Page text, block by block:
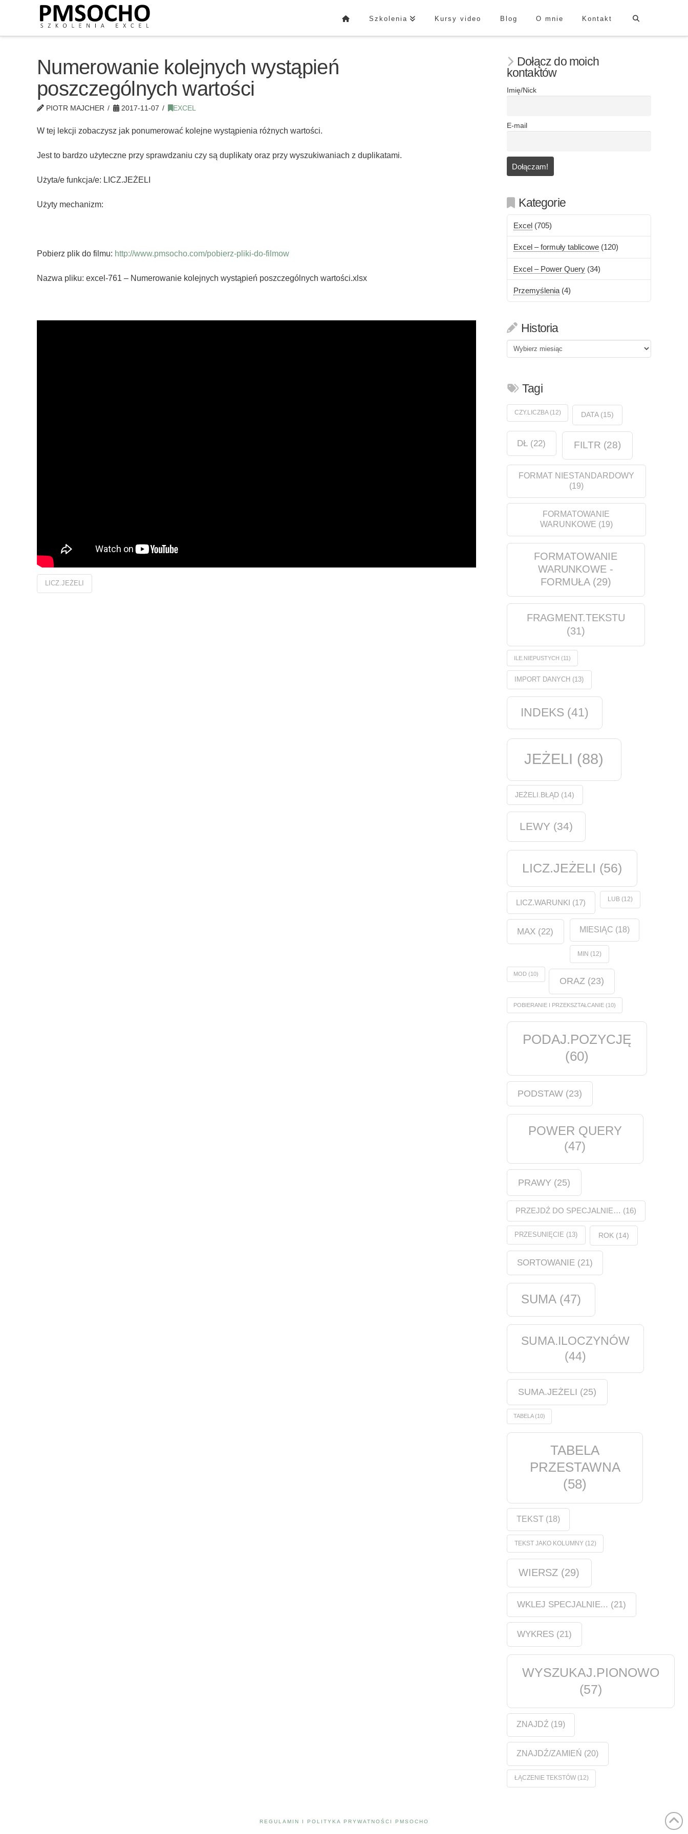
Szkolenia Kursy video Blog O mnie Kontakt
Numerowanie kolejnych wystąpień
poszczególnych wartości
PIOTR MAJCHER 2017-11-07 EXCEL
W tej lekcji zobaczysz jak ponumerować kolejne wystąpienia różnych wartości.
Jest to bardzo użyteczne przy sprawdzaniu czy są duplikaty oraz przy wyszukiwaniach z duplikatami.
Użyta/e funkcja/e: LICZ.JEŻELI
Użyty mechanizm:
Pobierz plik do filmu: http://www.pmsocho.com/pobierz-pliki-do-filmow
Nazwa pliku: excel-761 – Numerowanie kolejnych wystąpień poszczególnych wartości.xlsx
LICZ.JEŻELI
Dołącz do moich
kontaktów
Imię/Nick
E-mail
Kategorie
Excel (705)
Excel – formuły tablicowe (120)
Excel – Power Query (34)
Przemyślenia (4)
Historia
Historia
Tagi
CZY.LICZBA(12) DATA(15)
DŁ (22) FILTR (28)
FORMAT NIESTANDARDOWY
(19)
FORMATOWANIE
WARUNKOWE (19)
FORMATOWANIE
WARUNKOWE -
FORMUŁA(29)
FRAGMENT.TEKSTU
(31)
ILE.NIEPUSTYCH (11)
IMPORT DANYCH (13)
INDEKS (41)
JEŻELI (88)
JEŻELI.BŁĄD (14)
LEWY (34)
LICZ.JEŻELI (56)
LICZ.WARUNKI (17) LUB(12)
MAX (22) MIESIĄC (18)
MIN (12)
MOD(10)
ORAZ (23)
POBIERANIE I PRZEKSZTAŁCANIE(10)
PODAJ.POZYCJĘ
(60)
PODSTAW(23)
POWER QUERY
(47)
PRAWY(25)
PRZEJDŹ DO SPECJALNIE… (16)
PRZESUNIĘCIE (13) ROK (14)
SORTOWANIE(21)
SUMA(47)
SUMA.ILOCZYNÓW
(44)
SUMA.JEŻELI (25)
TABELA(10)
TABELA
PRZESTAWNA
(58)
TEKST(18)
TEKST JAKO KOLUMNY(12)
WIERSZ (29)
WKLEJ SPECJALNIE... (21)
WYKRES(21)
WYSZUKAJ.PIONOWO
(57)
ZNAJDŹ (19)
ZNAJDŹ/ZAMIEŃ (20)
ŁĄCZENIE TEKSTÓW(12)
REGULAMIN I POLITYKA PRYWATNOŚCI PMSOCHO